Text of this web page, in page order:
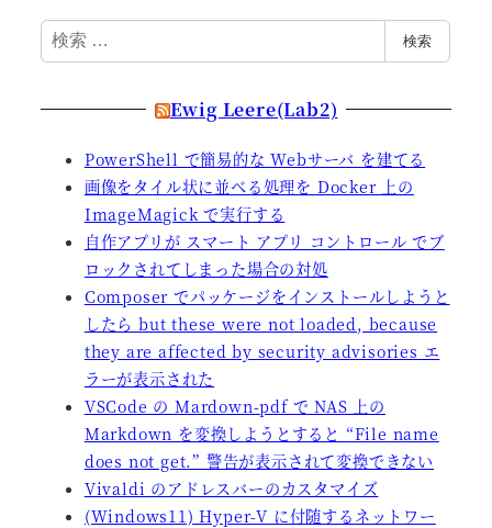
検
索
検索
Ewig Leere(Lab2)
PowerShell で簡易的な Webサーバ を建てる
画像をタイル状に並べる処理を Docker 上の
ImageMagick で実行する
自作アプリが スマート アプリ コントロール でブ
ロックされてしまった場合の対処
Composer でパッケージをインストールしようと
したら but these were not loaded, because
they are affected by security advisories エ
ラーが表示された
VSCode の Mardown-pdf で NAS 上の
Markdown を変換しようとすると “File name
does not get.” 警告が表示されて変換できない
Vivaldi のアドレスバーのカスタマイズ
(Windows11) Hyper-V に付随するネットワー